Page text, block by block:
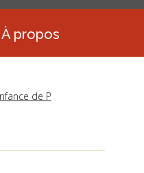
À propos
de P